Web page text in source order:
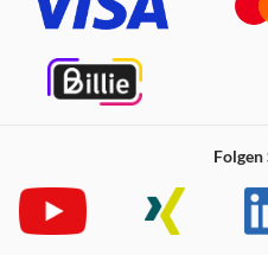
Folgen